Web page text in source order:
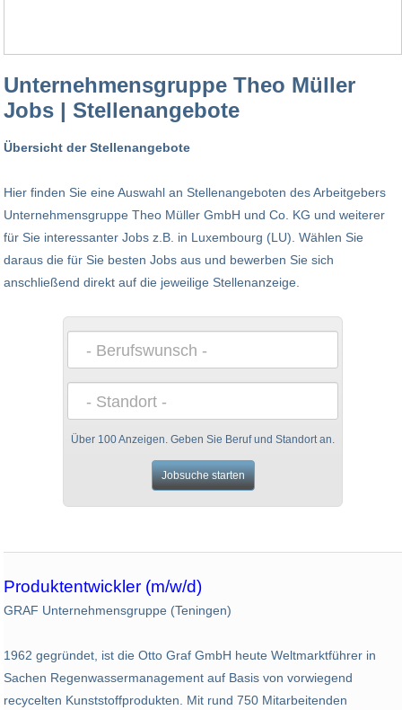
Unternehmensgruppe Theo Müller
Jobs | Stellenangebote
Übersicht der Stellenangebote
Hier finden Sie eine Auswahl an Stellenangeboten des Arbeitgebers
Unternehmensgruppe Theo Müller GmbH und Co. KG und weiterer
für Sie interessanter Jobs z.B. in Luxembourg (LU). Wählen Sie
daraus die für Sie besten Jobs aus und bewerben Sie sich
anschließend direkt auf die jeweilige Stellenanzeige.
Über 100 Anzeigen. Geben Sie Beruf und Standort an.
Produktentwickler (m/w/d)
GRAF Unternehmensgruppe (Teningen)
1962 gegründet, ist die Otto Graf GmbH heute Weltmarktführer in
Sachen Regenwassermanagement auf Basis von vorwiegend
recycelten Kunststoffprodukten. Mit rund 750 Mitarbeitenden